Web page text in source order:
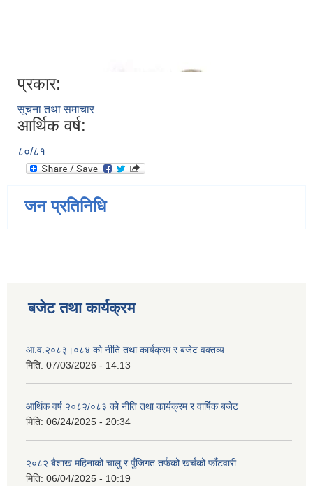
प्रकार:
सूचना तथा समाचार
आर्थिक वर्ष:
८०/८१
जन प्रतिनिधि
बजेट तथा कार्यक्रम
आ.व.२०८३।०८४ को नीति तथा कार्यक्रम र बजेट वक्तव्य
मिति: 07/03/2026 - 14:13
आर्थिक वर्ष २०८२/०८३ को नीति तथा कार्यक्रम र वार्षिक बजेट
मिति: 06/24/2025 - 20:34
२०८२ बैशाख महिनाको चालु र पुँजिगत तर्फको खर्चको फाँटवारी
मिति: 06/04/2025 - 10:19